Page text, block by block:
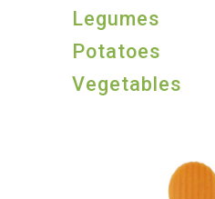
Legumes
Potatoes
Vegetables